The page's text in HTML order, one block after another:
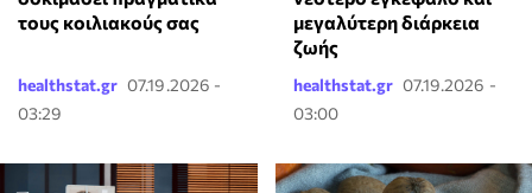
τους κοιλιακούς σας
healthstat.gr 07.19.2026 -
03:29
μεγαλύτερη διάρκεια
ζωής
healthstat.gr 07.19.2026 -
03:00